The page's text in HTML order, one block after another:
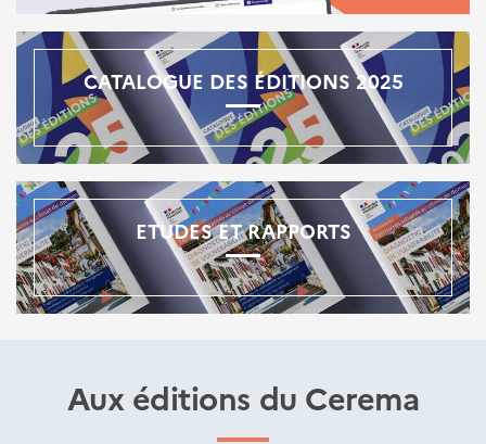
CATALOGUE DES ÉDITIONS 2025
ETUDES ET RAPPORTS
Aux éditions du Cerema